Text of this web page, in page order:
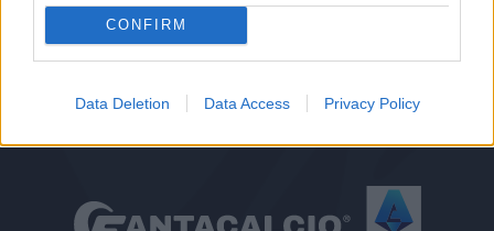
CONFIRM
Data Deletion Data Access Privacy Policy
Autore